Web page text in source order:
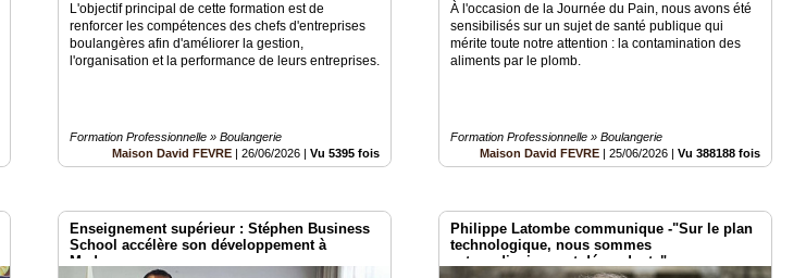
L'objectif principal de cette formation est de
renforcer les compétences des chefs d'entreprises
boulangères afin d'améliorer la gestion,
l'organisation et la performance de leurs entreprises.
Formation Professionnelle » Boulangerie
Maison David FEVRE |26/06/2026 |Vu 5395 fois
À l'occasion de la Journée du Pain, nous avons été
sensibilisés sur un sujet de santé publique qui
mérite toute notre attention : la contamination des
aliments par le plomb.
Formation Professionnelle » Boulangerie
Maison David FEVRE |25/06/2026 |Vu 388188 fois
Enseignement supérieur : Stéphen Business
School accélère son développement à
Madagascar
Philippe Latombe communique -"Sur le plan
technologique, nous sommes
extraordinairement dépendants"